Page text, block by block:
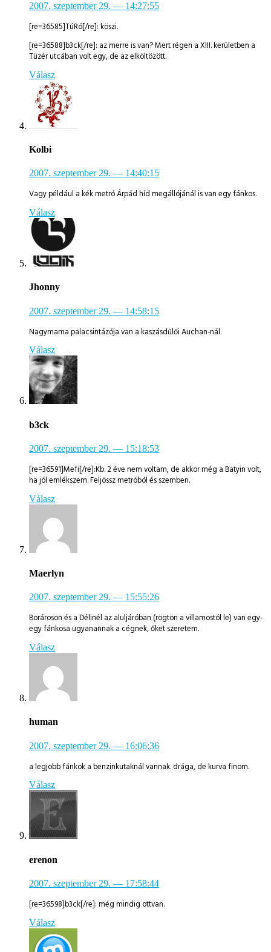
2007. szeptember 29. — 14:27:55
[re=36585]TúRó[/re]: köszi.
[re=36588]b3ck[/re]: az merre is van? Mert régen a XIII. kerületben a
Tüzér utcában volt egy, de az elköltözött.
Válasz
Kolbi
2007. szeptember 29. — 14:40:15
Vagy például a kék metró Árpád híd megállójánál is van egy fánkos.
Válasz
Jhonny
2007. szeptember 29. — 14:58:15
Nagymama palacsintázója van a kaszásdűlői Auchan-nál.
Válasz
b3ck
2007. szeptember 29. — 15:18:53
[re=36591]Mefi[/re]:Kb. 2 éve nem voltam, de akkor még a Batyin volt,
ha jól emlékszem. Feljössz metróból és szemben.
Válasz
Maerlyn
2007. szeptember 29. — 15:55:26
Borároson és a Délinél az aluljáróban (rögtön a villamostól le) van egy-
egy fánkosa ugyanannak a cégnek, őket szeretem.
Válasz
human
2007. szeptember 29. — 16:06:36
a legjobb fánkok a benzinkutaknál vannak. drága, de kurva finom.
Válasz
erenon
2007. szeptember 29. — 17:58:44
[re=36598]b3ck[/re]: még mindig ottvan.
Válasz